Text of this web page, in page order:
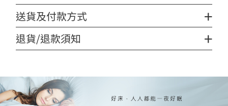
送貨及付款方式 +
退貨/退款須知 +